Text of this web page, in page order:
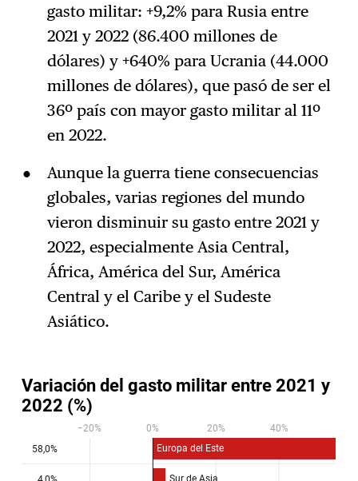
gasto militar: +9,2% para Rusia entre
2021 y 2022 (86.400 millones de
dólares) y +640% para Ucrania (44.000
millones de dólares), que pasó de ser el
36º país con mayor gasto militar al 11º
en 2022.
Aunque la guerra tiene consecuencias
globales, varias regiones del mundo
vieron disminuir su gasto entre 2021 y
2022, especialmente Asia Central,
África, América del Sur, América
Central y el Caribe y el Sudeste
Asiático.